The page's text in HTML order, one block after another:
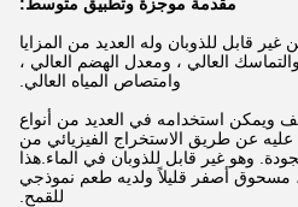
غير قابل للذوبان وله العديد من المزايا
العالي ، ومعدل الهضم العالي ،
وامتصاص المياه العالي.
ويمكن استخدامه في العديد من أنواع
عليه عن طريق الاستخراج الفيزيائي من
وهو غير قابل للذوبان في الماء.هذا
مسحوق أصفر قليلاً ولديه طعم نموذجي
للقمح.